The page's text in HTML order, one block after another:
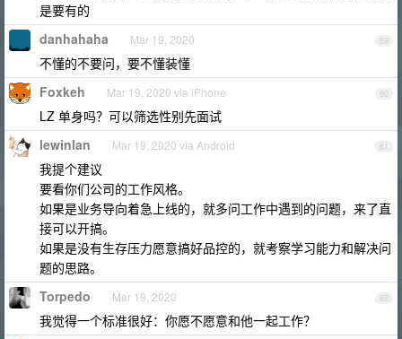
是要有的
59
danhahaha Mar 19, 2020
不懂的不要问，要不懂装懂
60
Foxkeh Mar 19, 2020 via iPhone
LZ 单身吗？可以筛选性别先面试
61
lewinlan Mar 19, 2020 via Android
我提个建议
要看你们公司的工作风格。
如果是业务导向着急上线的，就多问工作中遇到的问题，来了直
接可以开搞。
如果是没有生存压力愿意搞好品控的，就考察学习能力和解决问
题的思路。
62
Torpedo Mar 19, 2020
我觉得一个标准很好：你愿不愿意和他一起工作？